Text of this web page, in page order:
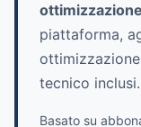
piattaforma,
tecnico inclusi.
Basato su